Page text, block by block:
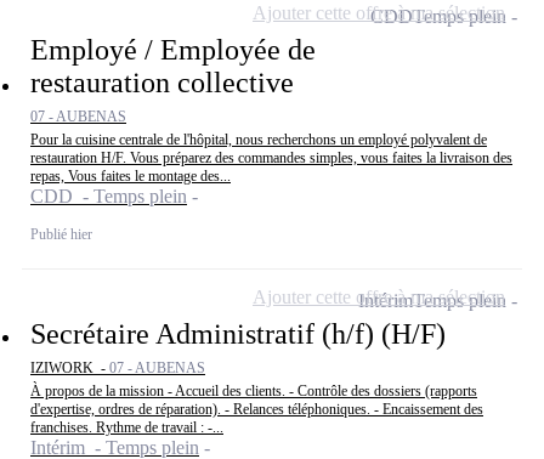
Employé / Employée de
restauration collective
07 - AUBENAS
Pour la cuisine centrale de l'hôpital, nous recherchons un employé polyvalent de
restauration H/F. Vous préparez des commandes simples, vous faites la livraison des
repas, Vous faites le montage des...
CDD - Temps plein
Publié hier
CDDTemps plein
Ajouter cette offre à ma sélection
Secrétaire Administratif (h/f) (H/F)
IZIWORK - 07 - AUBENAS
À propos de la mission - Accueil des clients. - Contrôle des dossiers (rapports
d'expertise, ordres de réparation). - Relances téléphoniques. - Encaissement des
franchises. Rythme de travail : -...
Intérim - Temps plein
IntérimTemps plein
Ajouter cette offre à ma sélection